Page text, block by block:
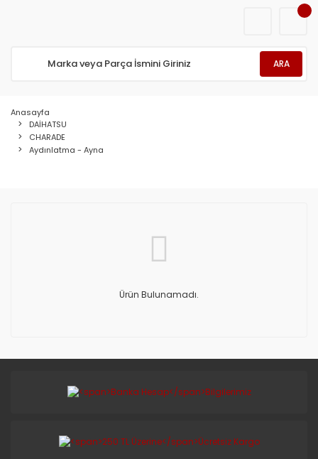
ARA
Anasayfa
DAİHATSU
CHARADE
Aydınlatma - Ayna
Ürün Bulunamadı.